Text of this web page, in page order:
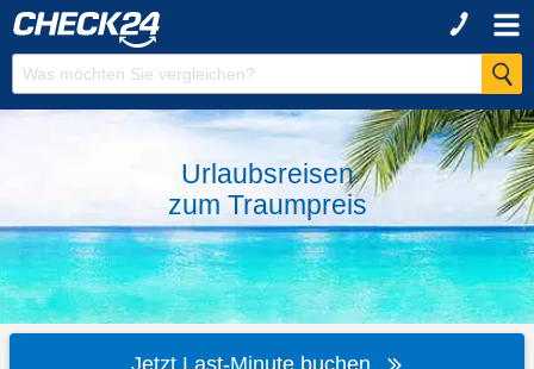
Urlaubsreisen
zum Traumpreis
Jetzt Last-Minute buchen